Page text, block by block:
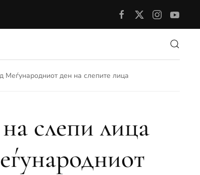
Меѓународниот ден на слепите лица
слепи лица